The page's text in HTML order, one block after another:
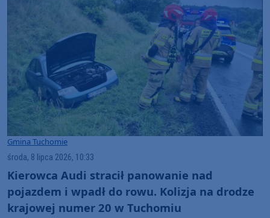
Gmina Tuchomie
środa, 8 lipca 2026, 10:33
Kierowca Audi stracił panowanie nad
pojazdem i wpadł do rowu. Kolizja na drodze
krajowej numer 20 w Tuchomiu